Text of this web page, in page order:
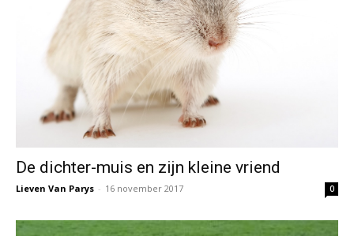
De dichter-muis en zijn kleine vriend
Lieven Van Parys - 16 november 2017 0